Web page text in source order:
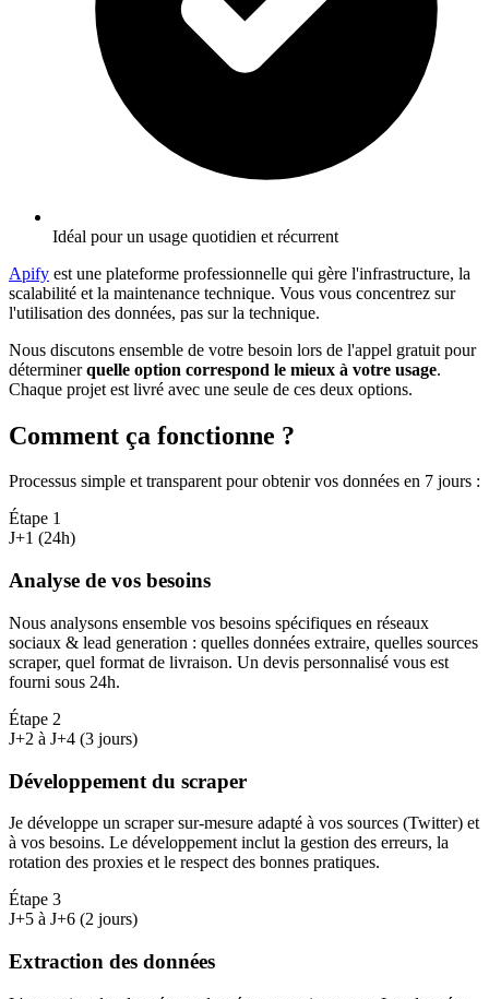
Idéal pour un usage quotidien et récurrent
Apify est une plateforme professionnelle qui gère l'infrastructure, la
scalabilité et la maintenance technique. Vous vous concentrez sur
l'utilisation des données, pas sur la technique.
Nous discutons ensemble de votre besoin lors de l'appel gratuit pour
déterminerquelle option correspond le mieux à votre usage.
Chaque projet est livré avec une seule de ces deux options.
Comment ça fonctionne ?
Processus simple et transparent pour obtenir vos données en 7 jours :
Étape 1
J+1 (24h)
Analyse de vos besoins
Nous analysons ensemble vos besoins spécifiques en réseaux
sociaux & lead generation : quelles données extraire, quelles sources
scraper, quel format de livraison. Un devis personnalisé vous est
fourni sous 24h.
Étape 2
J+2 à J+4 (3 jours)
Développement du scraper
Je développe un scraper sur-mesure adapté à vos sources (Twitter) et
à vos besoins. Le développement inclut la gestion des erreurs, la
rotation des proxies et le respect des bonnes pratiques.
Étape 3
J+5 à J+6 (2 jours)
Extraction des données